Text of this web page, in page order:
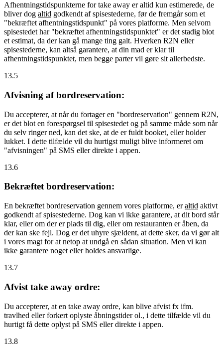
Afhentningstidspunkterne for take away er altid kun estimerede, de
bliver dog altid godkendt af spisestederne, før de fremgår som et
"bekræftet afhentningstidspunkt" på vores platforme. Men selvom
spisestedet har "bekræftet afhentningstidspunktet" er det stadig blot
et estimat, da der kan gå mange ting galt. Hverken R2N eller
spisestederne, kan altså garantere, at din mad er klar til
afhentningstidspunktet, men begge parter vil gøre sit allerbedste.
13.5
Afvisning af bordreservation:
Du accepterer, at når du fortager en "bordreservation" gennem R2N,
er det blot en forespørgsel til spisestedet og på samme måde som når
du selv ringer ned, kan det ske, at de er fuldt booket, eller holder
lukket. I dette tilfælde vil du hurtigst muligt blive informeret om
"afvisningen" på SMS eller direkte i appen.
13.6
Bekræftet bordreservation:
En bekræftet bordreservation gennem vores platforme, eraltid aktivt
godkendt af spisestederne. Dog kan vi ikke garantere, at dit bord står
klar, eller om der er plads til dig, eller om restauranten er åben, da
der kan ske fejl. Dog er det uhyre sjældent, at dette sker, da vi gør alt
i vores magt for at netop at undgå en sådan situation. Men vi kan
ikke garantere noget eller holdes ansvarlige.
13.7
Afvist take away ordre:
Du accepterer, at en take away ordre, kan blive afvist fx ifm.
travlhed eller forkert oplyste åbningstider ol., i dette tilfælde vil du
hurtigt få dette oplyst på SMS eller direkte i appen.
13.8